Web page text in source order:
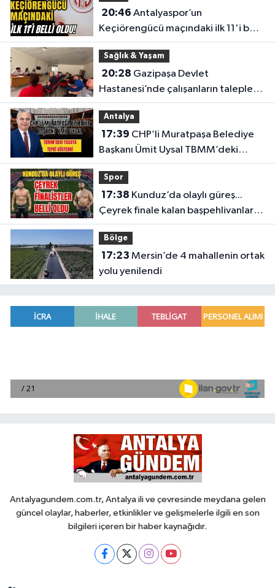
20:46
Keçiörengücü maçındaki ilk 11'i belli
oldu!
Sağlık & Yaşam
20:28
Hastanesi’nde çalışanların talepleri
masaya yatırıldı
Antalya
17:39
Başkanı Ümit Uysal TBMM’deki
yasaya tepki gösterdi
Spor
17:38
Çeyrek finale kalan başpehlivanlar
belli oldu
Bölge
17:23
yolu yenilendi
Antalyagundem.com.tr, Antalya ili ve çevresinde meydana gelen
güncel olaylar, haberler, etkinlikler ve gelişmelerle ilgili en son
bilgileri içeren bir haber kaynağıdır.